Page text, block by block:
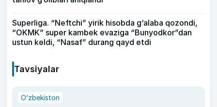
Superliga. “Neftchi” yirik hisobda g‘alaba qozondi,
“OKMK” super kambek evaziga “Bunyodkor”dan
ustun keldi, “Nasaf” durang qayd etdi
Tavsiyalar
O‘zbekiston